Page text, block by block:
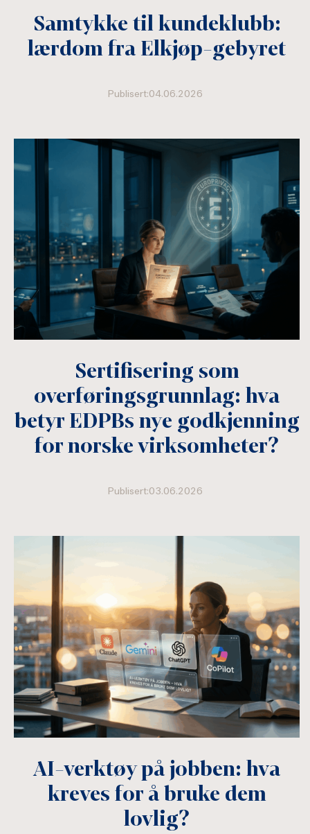
Samtykke til kundeklubb:
lærdom fra Elkjøp-gebyret
Publisert:04.06.2026
Sertifisering som
overføringsgrunnlag: hva
betyr EDPBs nye godkjenning
for norske virksomheter?
Publisert:03.06.2026
AI-verktøy på jobben: hva
kreves for å bruke dem
lovlig?